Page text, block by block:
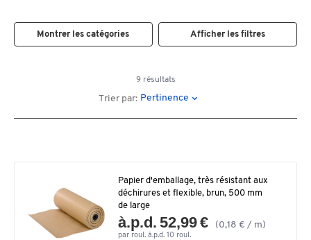
Montrer les catégories Afficher les filtres
9 résultats
Trier par: Pertinence
Papier d'emballage, très résistant aux
déchirures et flexible, brun, 500 mm
de large
à.p.d. 52,99 € (0,18 € / m)
par roul. à.p.d. 10 roul.